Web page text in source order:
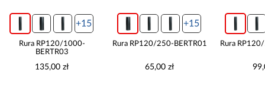
+15
Rura RP120/1000-
BERTR03
135,00 zł
+15
Rura RP120/250-BERTR01
65,00 zł
Rura